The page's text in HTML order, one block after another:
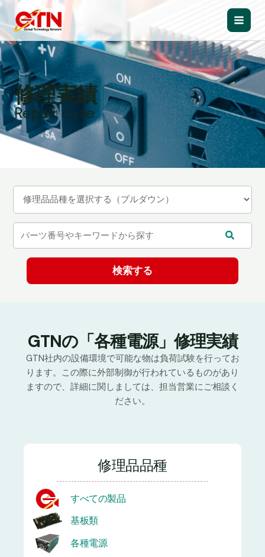
内
容
を
ス
キ
ッ
プ
Main
修理実績
Repair case
GTNの「各種電源」修理実績
GTN社内の設備環境で可能な物は負荷試験を行ってお
ります。この際に外部制御が行われているものがあり
ますので、詳細に関しましては、担当営業にご相談く
ださい。
修理品品種
すべての製品
基板類
各種電源